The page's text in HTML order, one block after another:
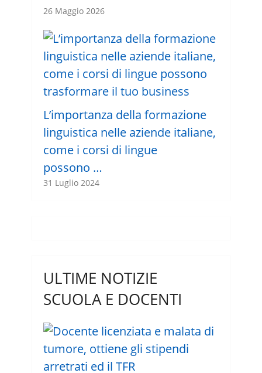
26 Maggio 2026
L’importanza della formazione
linguistica nelle aziende italiane,
come i corsi di lingue
possono …
31 Luglio 2024
ULTIME NOTIZIE
SCUOLA E DOCENTI